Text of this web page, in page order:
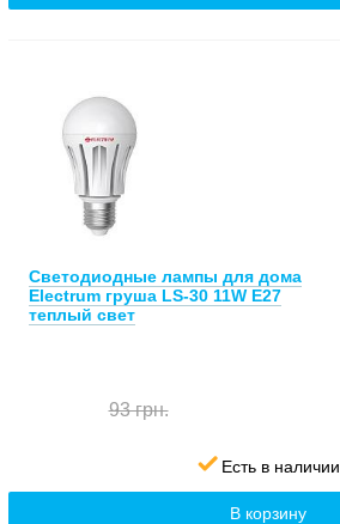
Светодиодные лампы для дома
Electrum груша LS-30 11W E27
теплый свет
93 грн.
Есть в наличии
В корзину